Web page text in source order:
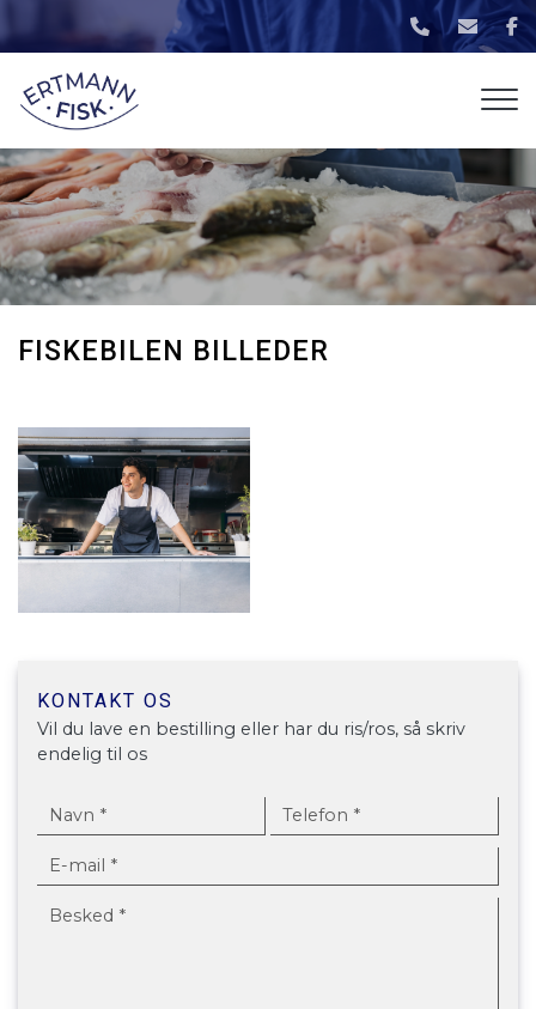
til
hovedindhold
FISKEBILEN BILLEDER
KONTAKT OS
Vil du lave en bestilling eller har du ris/ros, så skriv
endelig til os